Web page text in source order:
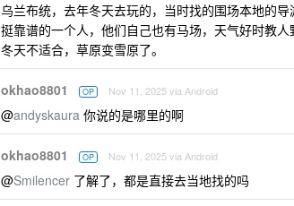
乌兰布统，去年冬天去玩的，当时找的围场本地的导
挺靠谱的一个人，他们自己也有马场，天气好时教人
冬天不适合，草原变雪原了。
okhao8801 OP Nov 11, 2025 via Android
@andyskaura 你说的是哪里的啊
okhao8801 OP Nov 11, 2025 via Android
@Smilencer 了解了，都是直接去当地找的吗